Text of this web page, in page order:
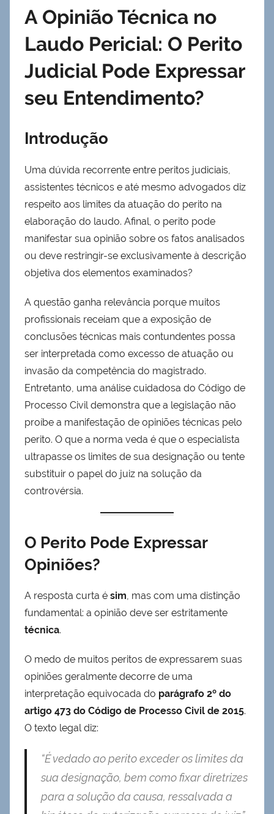
A Opinião Técnica no
Laudo Pericial: O Perito
Judicial Pode Expressar
seu Entendimento?
Introdução
Uma dúvida recorrente entre peritos judiciais,
assistentes técnicos e até mesmo advogados diz
respeito aos limites da atuação do perito na
elaboração do laudo. Afinal, o perito pode
manifestar sua opinião sobre os fatos analisados
ou deve restringir-se exclusivamente à descrição
objetiva dos elementos examinados?
A questão ganha relevância porque muitos
profissionais receiam que a exposição de
conclusões técnicas mais contundentes possa
ser interpretada como excesso de atuação ou
invasão da competência do magistrado.
Entretanto, uma análise cuidadosa do Código de
Processo Civil demonstra que a legislação não
proíbe a manifestação de opiniões técnicas pelo
perito. O que a norma veda é que o especialista
ultrapasse os limites de sua designação ou tente
substituir o papel do juiz na solução da
controvérsia.
O Perito Pode Expressar
Opiniões?
A resposta curta é sim, mas com uma distinção
fundamental: a opinião deve ser estritamente
técnica.
O medo de muitos peritos de expressarem suas
opiniões geralmente decorre de uma
interpretação equivocada do parágrafo 2º do
artigo 473 do Código de Processo Civil de 2015.
O texto legal diz:
“É vedado ao perito exceder os limites da
sua designação, bem como fixar diretrizes
para a solução da causa, ressalvada a